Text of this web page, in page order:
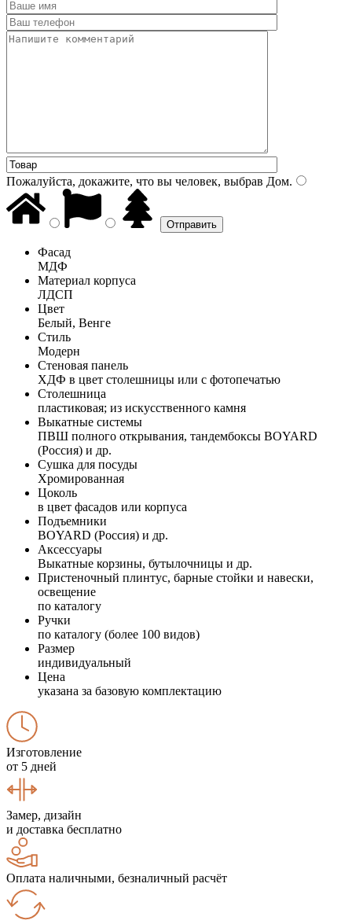
Пожалуйста, докажите, что вы человек, выбрав Дом.
Фасад
МДФ
Материал корпуса
ЛДСП
Цвет
Белый, Венге
Стиль
Модерн
Стеновая панель
ХДФ в цвет столешницы или с фотопечатью
Столешница
пластиковая; из искусственного камня
Выкатные системы
ПВШ полного открывания, тандембоксы BOYARD
(Россия) и др.
Сушка для посуды
Хромированная
Цоколь
в цвет фасадов или корпуса
Подъемники
BOYARD (Россия) и др.
Аксессуары
Выкатные корзины, бутылочницы и др.
Пристеночный плинтус, барные стойки и навески,
освещение
по каталогу
Ручки
по каталогу (более 100 видов)
Размер
индивидуальный
Цена
указана за базовую комплектацию
Изготовление
от 5 дней
Замер, дизайн
и доставка бесплатно
Оплата наличными, безналичный расчёт